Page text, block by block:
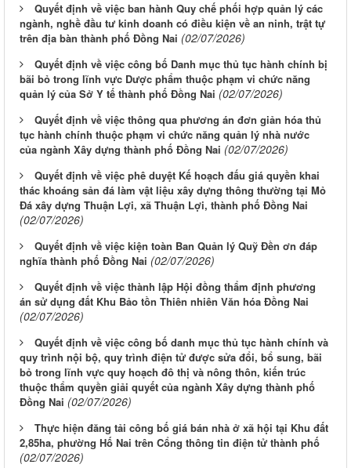
Quyết định về việc ban hành Quy chế phối hợp quản lý các
ngành, nghề đầu tư kinh doanh có điều kiện về an ninh, trật tự
trên địa bàn thành phố Đồng Nai (02/07/2026)
Quyết định về việc công bố Danh mục thủ tục hành chính bị
bãi bỏ trong lĩnh vực Dược phẩm thuộc phạm vi chức năng
quản lý của Sở Y tế thành phố Đồng Nai (02/07/2026)
Quyết định về việc thông qua phương án đơn giản hóa thủ
tục hành chính thuộc phạm vi chức năng quản lý nhà nước
của ngành Xây dựng thành phố Đồng Nai (02/07/2026)
Quyết định về việc phê duyệt Kế hoạch đấu giá quyền khai
thác khoáng sản đá làm vật liệu xây dựng thông thường tại Mỏ
Đá xây dựng Thuận Lợi, xã Thuận Lợi, thành phố Đồng Nai
(02/07/2026)
Quyết định về việc kiện toàn Ban Quản lý Quỹ Đền ơn đáp
nghĩa thành phố Đồng Nai (02/07/2026)
Quyết định về việc thành lập Hội đồng thẩm định phương
án sử dụng đất Khu Bảo tồn Thiên nhiên Văn hóa Đồng Nai
(02/07/2026)
Quyết định về việc công bố danh mục thủ tục hành chính và
quy trình nội bộ, quy trình điện tử được sửa đổi, bổ sung, bãi
bỏ trong lĩnh vực quy hoạch đô thị và nông thôn, kiến trúc
thuộc thẩm quyền giải quyết của ngành Xây dựng thành phố
Đồng Nai (02/07/2026)
Thực hiện đăng tải công bố giá bán nhà ở xã hội tại Khu đất
2,85ha, phường Hố Nai trên Cổng thông tin điện tử thành phố
(02/07/2026)